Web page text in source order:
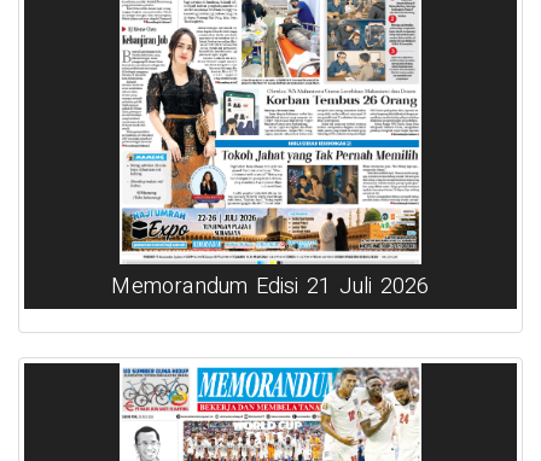
Memorandum Edisi 21 Juli 2026